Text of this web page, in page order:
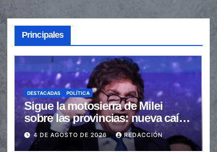
Principales
DESTACADAS POLÍTICA
Sigue la motosierra de Milei
sobre las provincias: nueva caída
de las transferencias no
automáticas
4 DE AGOSTO DE 2026 REDACCIÓN